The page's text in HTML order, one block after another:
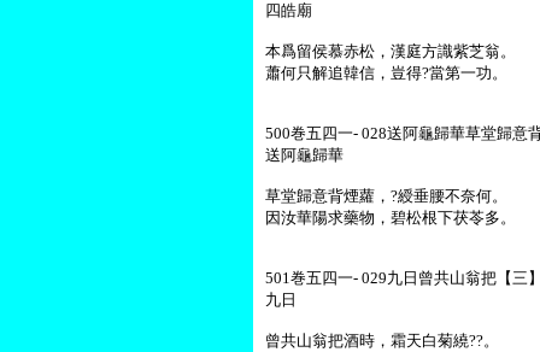
四皓廟
本爲留侯慕赤松，漢庭方識紫芝翁。
蕭何只解追韓信，豈得?當第一功。
500巻五四一- 028送阿龜歸華草堂歸
送阿龜歸華
草堂歸意背煙蘿，?綬垂腰不奈何。
因汝華陽求藥物，碧松根下茯苓多。
501巻五四一- 029九日曾共山翁把【
九日
曾共山翁把酒時，霜天白菊繞??。